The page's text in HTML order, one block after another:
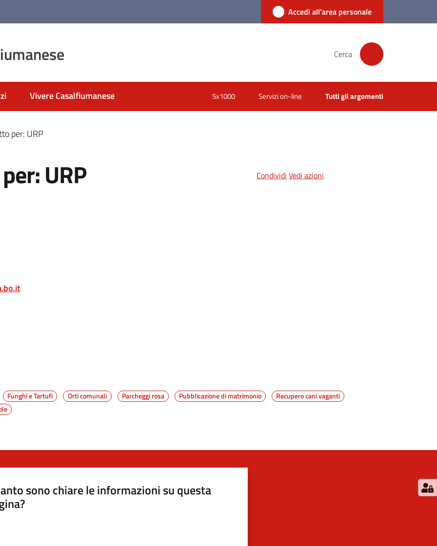
Accedi all'area personale
Cerca
Vivere Casalfiumanese 5x1000 Servizi on-line Tutti gli argomenti
per: URP
URP Condividi Vedi azioni
Funghi e Tartufi Orti comunali Parcheggi rosa Pubblicazione di matrimonio
Recupero cani vaganti
sono chiare le informazioni su questa